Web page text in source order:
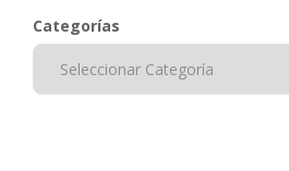
Categorías